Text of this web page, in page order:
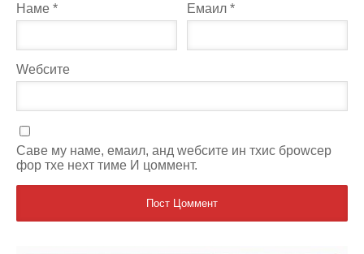
Наме * Емаил*
Wебсите
Саве мy наме, емаил, анд wебсите ин тхис броwсер
фор тхе неxт тиме И цоммент.